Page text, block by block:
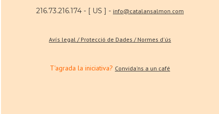
216.73.216.174 - [ US ] - info@catalansalmon.com
Avís legal / Protecció de Dades / Normes d'ús
T'agrada la iniciativa? Convida'ns a un café